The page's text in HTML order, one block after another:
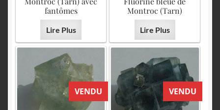
fantômes
Lire Plus
Montroc (Tarn)
Lire Plus
VENDU VENDU